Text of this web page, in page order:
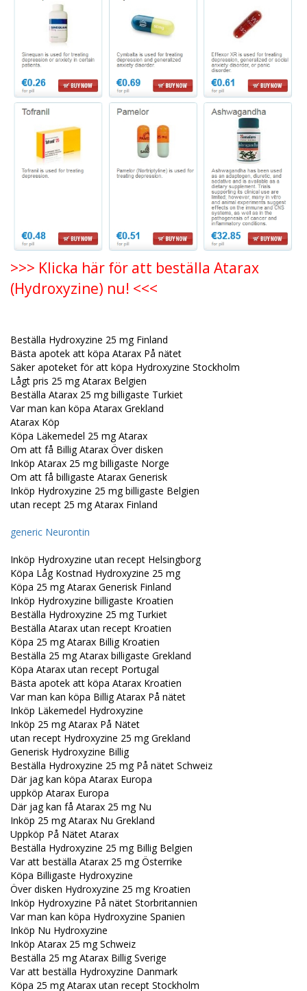
>>> Klicka här för att beställa Atarax
(Hydroxyzine) nu! <<<
Beställa Hydroxyzine 25 mg Finland
Bästa apotek att köpa Atarax På nätet
Säker apoteket för att köpa Hydroxyzine Stockholm
Lågt pris 25 mg Atarax Belgien
Beställa Atarax 25 mg billigaste Turkiet
Var man kan köpa Atarax Grekland
Atarax Köp
Köpa Läkemedel 25 mg Atarax
Om att få Billig Atarax Över disken
Inköp Atarax 25 mg billigaste Norge
Om att få billigaste Atarax Generisk
Inköp Hydroxyzine 25 mg billigaste Belgien
utan recept 25 mg Atarax Finland
generic Neurontin
Inköp Hydroxyzine utan recept Helsingborg
Köpa Låg Kostnad Hydroxyzine 25 mg
Köpa 25 mg Atarax Generisk Finland
Inköp Hydroxyzine billigaste Kroatien
Beställa Hydroxyzine 25 mg Turkiet
Beställa Atarax utan recept Kroatien
Köpa 25 mg Atarax Billig Kroatien
Beställa 25 mg Atarax billigaste Grekland
Köpa Atarax utan recept Portugal
Bästa apotek att köpa Atarax Kroatien
Var man kan köpa Billig Atarax På nätet
Inköp Läkemedel Hydroxyzine
Inköp 25 mg Atarax På Nätet
utan recept Hydroxyzine 25 mg Grekland
Generisk Hydroxyzine Billig
Beställa Hydroxyzine 25 mg På nätet Schweiz
Där jag kan köpa Atarax Europa
uppköp Atarax Europa
Där jag kan få Atarax 25 mg Nu
Inköp 25 mg Atarax Nu Grekland
Uppköp På Nätet Atarax
Beställa Hydroxyzine 25 mg Billig Belgien
Var att beställa Atarax 25 mg Österrike
Köpa Billigaste Hydroxyzine
Över disken Hydroxyzine 25 mg Kroatien
Inköp Hydroxyzine På nätet Storbritannien
Var man kan köpa Hydroxyzine Spanien
Inköp Nu Hydroxyzine
Inköp Atarax 25 mg Schweiz
Beställa 25 mg Atarax Billig Sverige
Var att beställa Hydroxyzine Danmark
Köpa 25 mg Atarax utan recept Stockholm